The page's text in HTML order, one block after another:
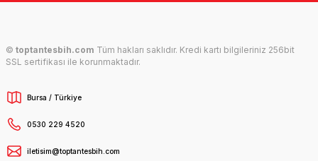
© toptantesbih.com Tüm hakları saklıdır. Kredi kartı bilgileriniz 256bit
SSL sertifikası ile korunmaktadır.
Bursa / Türkiye
0530 229 4520
iletisim@toptantesbih.com